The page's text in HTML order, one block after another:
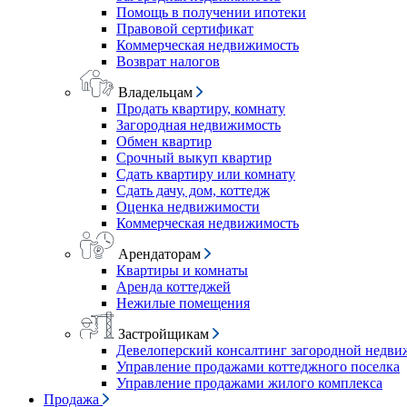
Помощь в получении ипотеки
Правовой сертификат
Коммерческая недвижимость
Возврат налогов
Владельцам
Продать квартиру, комнату
Загородная недвижимость
Обмен квартир
Срочный выкуп квартир
Сдать квартиру или комнату
Сдать дачу, дом, коттедж
Оценка недвижимости
Коммерческая недвижимость
Арендаторам
Квартиры и комнаты
Аренда коттеджей
Нежилые помещения
Застройщикам
Девелоперский консалтинг загородной
Управление продажами коттеджного поселка
Управление продажами жилого комплекса
Продажа